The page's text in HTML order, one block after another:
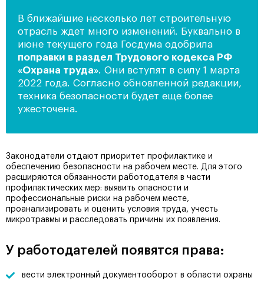
В ближайшие несколько лет строительную
отрасль ждет много изменений. Буквально в
июне текущего года Госдума одобрила
поправки в раздел Трудового кодекса РФ
«Охрана труда». Они вступят в силу 1 марта
2022 года. Согласно обновленной редакции,
техника безопасности будет еще более
ужесточена.
Законодатели отдают приоритет профилактике и
обеспечению безопасности на рабочем месте. Для этого
расширяются обязанности работодателя в части
профилактических мер: выявить опасности и
профессиональные риски на рабочем месте,
проанализировать и оценить условия труда, учесть
микротравмы и расследовать причины их появления.
У работодателей появятся права:
вести электронный документооборот в области охраны